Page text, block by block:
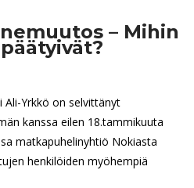
– Mihin
Ali-Yrkkö on selvittänyt
kanssa eilen 18.tammikuuta
matkapuhelinyhtiö Nokiasta
henkilöiden myöhempiä